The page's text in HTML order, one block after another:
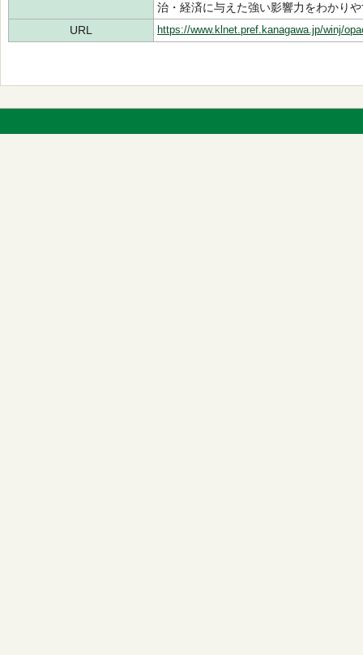
治・経済に与えた強い影響力をわかり
URL
https://www.klnet.pref.kanagawa.jp/winj/